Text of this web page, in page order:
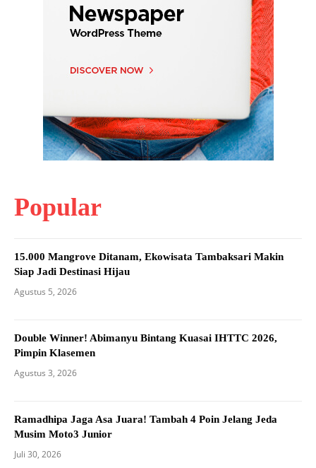
Popular
15.000 Mangrove Ditanam, Ekowisata Tambaksari Makin
Siap Jadi Destinasi Hijau
Agustus 5, 2026
Double Winner! Abimanyu Bintang Kuasai IHTTC 2026,
Pimpin Klasemen
Agustus 3, 2026
Ramadhipa Jaga Asa Juara! Tambah 4 Poin Jelang Jeda
Musim Moto3 Junior
Juli 30, 2026